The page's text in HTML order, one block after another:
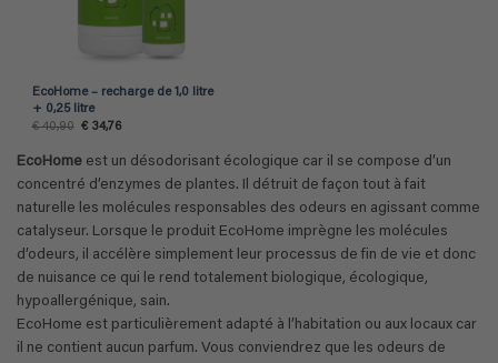
EcoHome – recharge de 1,0 litre
+ 0,25 litre
€40,90 Le
était :
€ 34,76Le
est :
EcoHome est un désodorisant écologique car il se compose d’un
concentré d’enzymes de plantes. Il détruit de façon tout à fait
naturelle les molécules responsables des odeurs en agissant comme
catalyseur. Lorsque le produit EcoHome imprègne les molécules
d’odeurs, il accélère simplement leur processus de fin de vie et donc
de nuisance ce qui le rend totalement biologique, écologique,
hypoallergénique, sain.
EcoHome est particulièrement adapté à l’habitation ou aux locaux car
il ne contient aucun parfum. Vous conviendrez que les odeurs de